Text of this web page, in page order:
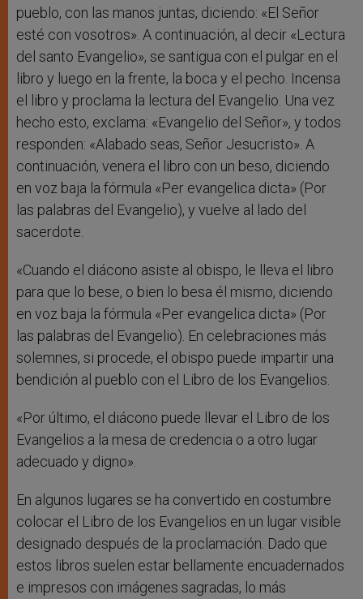
pueblo, con las manos juntas, diciendo: «El Señor
esté con vosotros». A continuación, al decir «Lectura
del santo Evangelio», se santigua con el pulgar en el
libro y luego en la frente, la boca y el pecho. Incensa
el libro y proclama la lectura del Evangelio. Una vez
hecho esto, exclama: «Evangelio del Señor», y todos
responden: «Alabado seas, Señor Jesucristo». A
continuación, venera el libro con un beso, diciendo
en voz baja la fórmula «Per evangelica dicta» (Por
las palabras del Evangelio), y vuelve al lado del
sacerdote.
«Cuando el diácono asiste al obispo, le lleva el libro
para que lo bese, o bien lo besa él mismo, diciendo
en voz baja la fórmula «Per evangelica dicta» (Por
las palabras del Evangelio). En celebraciones más
solemnes, si procede, el obispo puede impartir una
bendición al pueblo con el Libro de los Evangelios.
«Por último, el diácono puede llevar el Libro de los
Evangelios a la mesa de credencia o a otro lugar
adecuado y digno».
En algunos lugares se ha convertido en costumbre
colocar el Libro de los Evangelios en un lugar visible
designado después de la proclamación. Dado que
estos libros suelen estar bellamente encuadernados
e impresos con imágenes sagradas, lo más